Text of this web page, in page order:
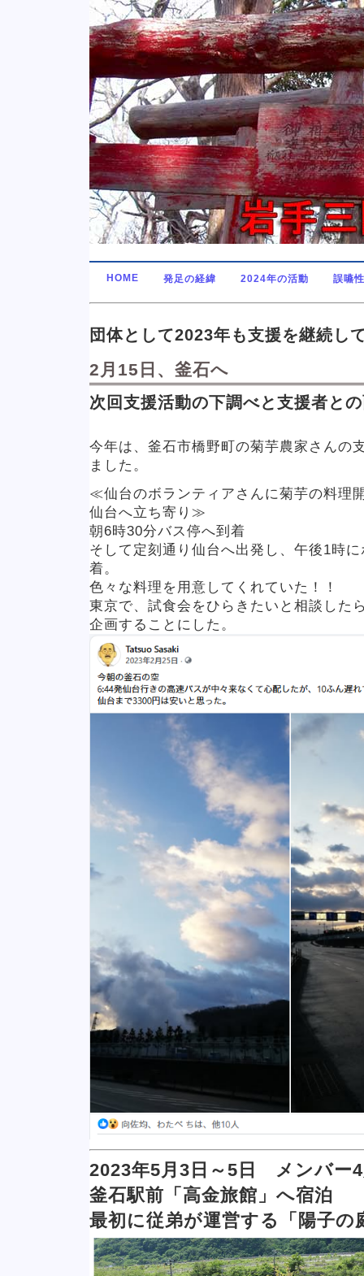
HOME 発足の経緯 2024年の活動 誤嚥
団体として2023年も支援を継続し
2月15日、釜石へ
次回支援活動の下調べと支援者と
今年は、釜石市橋野町の菊芋農家さんの
ました。
≪仙台のボランティアさんに菊芋の料理
仙台へ立ち寄り≫
朝6時30分バス停へ到着
そして定刻通り仙台へ出発し、午後1時
着。
色々な料理を用意してくれていた！！
東京で、試食会をひらきたいと相談した
企画することにした。
2023年5月3日～5日 メンバー
釜石駅前「高金旅館」へ宿泊
最初に従弟が運営する「陽子の